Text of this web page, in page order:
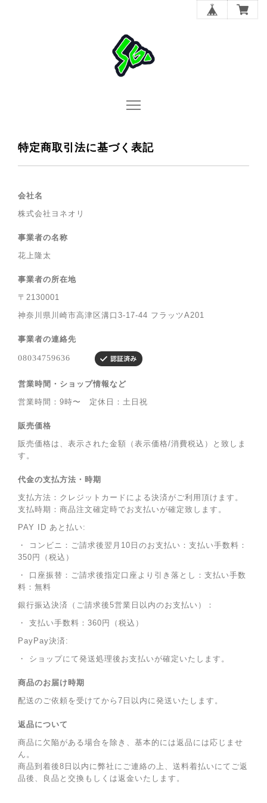
特定商取引法に基づく表記
会社名
株式会社ヨネオリ
事業者の名称
花上隆太
事業者の所在地
〒2130001
神奈川県川崎市高津区溝口3-17-44 フラッツA201
事業者の連絡先
営業時間・ショップ情報など
営業時間：9時〜 定休日：土日祝
販売価格
販売価格は、表示された金額（表示価格/消費税込）と致しま
す。
代金の支払方法・時期
支払方法：クレジットカードによる決済がご利用頂けます。
支払時期：商品注文確定時でお支払いが確定致します。
PAY ID あと払い:
・ コンビニ：ご請求後翌月10日のお支払い：支払い手数料：
350円（税込）
・ 口座振替：ご請求後指定口座より引き落とし：支払い手数
料：無料
銀行振込決済（ご請求後5営業日以内のお支払い）：
・ 支払い手数料：360円（税込）
PayPay決済:
・ ショップにて発送処理後お支払いが確定いたします。
商品のお届け時期
配送のご依頼を受けてから7日以内に発送いたします。
返品について
商品に欠陥がある場合を除き、基本的には返品には応じませ
ん。
商品到着後8日以内に弊社にご連絡の上、送料着払いにてご返
品後、良品と交換もしくは返金いたします。